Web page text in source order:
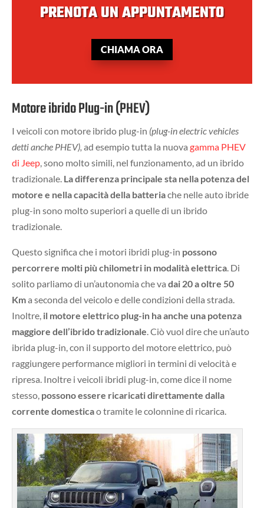
PRENOTA UN APPUNTAMENTO
CHIAMA ORA
Motore ibrido Plug-in (PHEV)
I veicoli con motore ibrido plug-in (plug-in electric vehicles
detti anche PHEV), ad esempio tutta la nuova gamma PHEV
di Jeep, sono molto simili, nel funzionamento, ad un ibrido
tradizionale. La differenza principale sta nella potenza del
motore e nella capacità della batteriache nelle auto ibride
plug-in sono molto superiori a quelle di un ibrido
tradizionale.
Questo significa che i motori ibridi plug-in possono
percorrere molti più chilometri in modalità elettrica. Di
solito parliamo di un’autonomia che va dai 20 a oltre 50
Kma seconda del veicolo e delle condizioni della strada.
Inoltre, il motore elettrico plug-in ha anche una potenza
maggiore dell’ibrido tradizionale. Ciò vuol dire che un’auto
ibrida plug-in, con il supporto del motore elettrico, può
raggiungere performance migliori in termini di velocità e
ripresa. Inoltre i veicoli ibridi plug-in, come dice il nome
stesso, possono essere ricaricati direttamente dalla
corrente domesticao tramite le colonnine di ricarica.